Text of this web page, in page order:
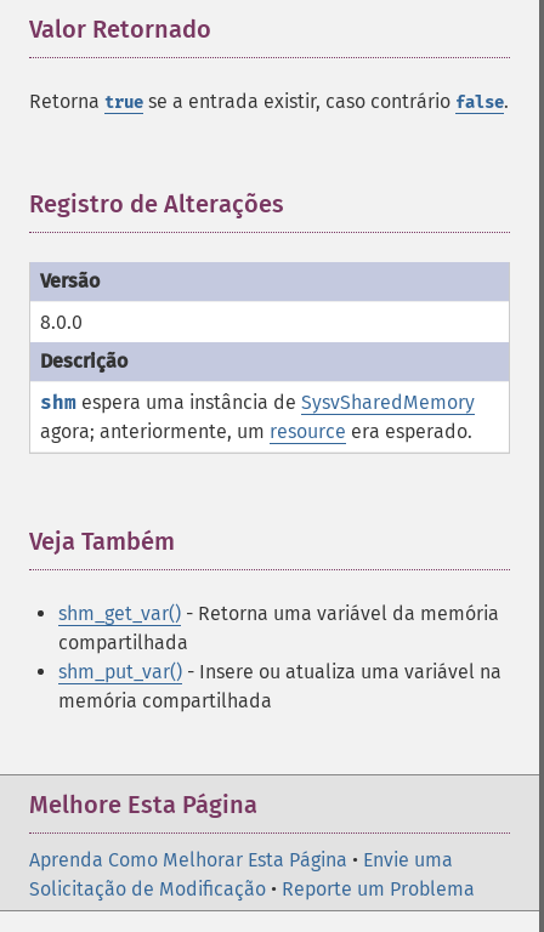
Valor Retornado
Retorna true se a entrada existir, caso contrário false.
Registro de Alterações
8.0.0
shm espera uma instância de SysvSharedMemory
agora; anteriormente, um resource era esperado.
Veja Também
shm_get_var() - Retorna uma variável da memória
compartilhada
shm_put_var() - Insere ou atualiza uma variável na
memória compartilhada
Melhore Esta Página
Aprenda Como Melhorar Esta Página • Envie uma
Solicitação de Modificação • Reporte um Problema